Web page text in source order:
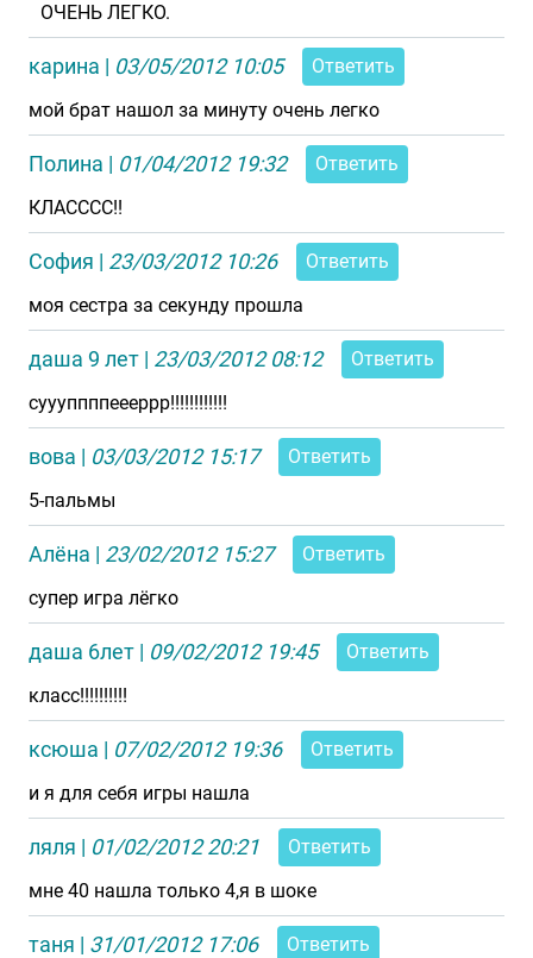
ОЧЕНЬ ЛЕГКО.
карина | 03/05/2012 10:05
Ответить
мой брат нашол за минуту очень легко
Полина | 01/04/2012 19:32
Ответить
КЛАСССС!!
София | 23/03/2012 10:26
Ответить
моя сестра за секунду прошла
даша 9 лет | 23/03/2012 08:12
Ответить
суууппппеееррр!!!!!!!!!!!!
вова | 03/03/2012 15:17
Ответить
5-пальмы
Алёна | 23/02/2012 15:27
Ответить
супер игра лёгко
даша 6лет | 09/02/2012 19:45
Ответить
класс!!!!!!!!!!
ксюша | 07/02/2012 19:36
Ответить
и я для себя игры нашла
ляля | 01/02/2012 20:21
Ответить
мне 40 нашла только 4,я в шоке
таня | 31/01/2012 17:06
Ответить